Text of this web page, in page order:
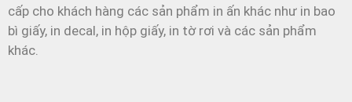
cấp cho khách hàng các sản phẩm in ấn khác như in bao
bì giấy, in decal, in hộp giấy, in tờ rơi và các sản phẩm
khác.